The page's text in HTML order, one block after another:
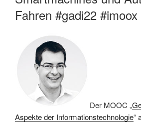
Fahren #gadi22
Der MOOC „
Aspekte der Informationstechnologie“